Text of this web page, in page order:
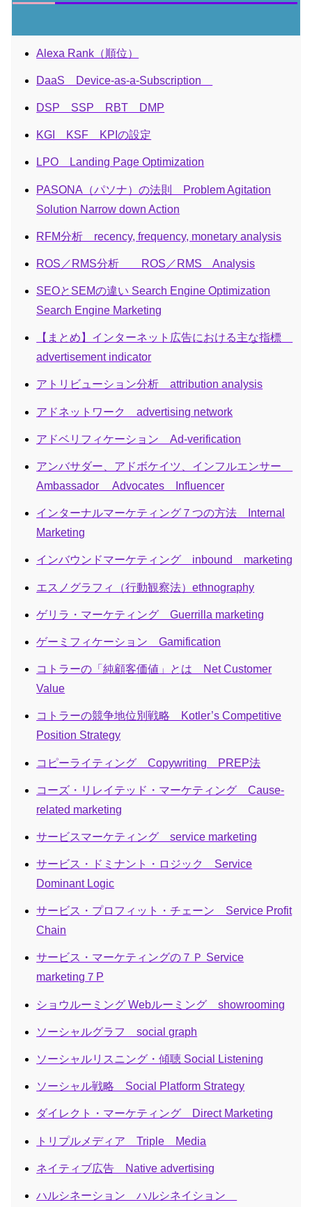
Alexa Rank（順位）
DaaS Device-as-a-Subscription
DSP SSP RBT DMP
KGI KSF KPIの設定
LPO Landing Page Optimization
PASONA（パソナ）の法則 Problem Agitation
Solution Narrow down Action
RFM分析 recency, frequency, monetary analysis
ROS／RMS分析 ROS／RMS Analysis
SEOとSEMの違い Search Engine Optimization
Search Engine Marketing
【まとめ】インターネット広告における主な指標
advertisement indicator
アトリビューション分析 attribution analysis
アドネットワーク advertising network
アドベリフィケーション Ad-verification
アンバサダー、アドボケイツ、インフルエンサー
Ambassador Advocates Influencer
インターナルマーケティング７つの方法 Internal
Marketing
インバウンドマーケティング inbound marketing
エスノグラフィ（行動観察法）ethnography
ゲリラ・マーケティング Guerrilla marketing
ゲーミフィケーション Gamification
コトラーの「純顧客価値」とは Net Customer
Value
コトラーの競争地位別戦略 Kotler’s Competitive
Position Strategy
コピーライティング Copywriting PREP法
コーズ・リレイテッド・マーケティング Cause-
related marketing
サービスマーケティング service marketing
サービス・ドミナント・ロジック Service
Dominant Logic
サービス・プロフィット・チェーン Service Profit
Chain
サービス・マーケティングの７Ｐ Service
marketing７P
ショウルーミング Webルーミング showrooming
ソーシャルグラフ social graph
ソーシャルリスニング・傾聴 Social Listening
ソーシャル戦略 Social Platform Strategy
ダイレクト・マーケティング Direct Marketing
トリプルメディア Triple Media
ネイティブ広告 Native advertising
ハルシネーション ハルシネイション